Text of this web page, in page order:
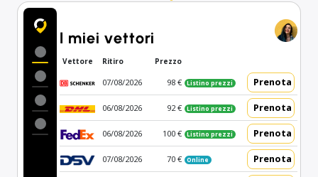
I miei vettori
Vettore Ritiro Prezzo
07/08/2026 98 € Listino prezzi Prenota
06/08/2026 92 € Listino prezzi Prenota
06/08/2026 100 € Listino prezzi Prenota
07/08/2026 70 € Online Prenota